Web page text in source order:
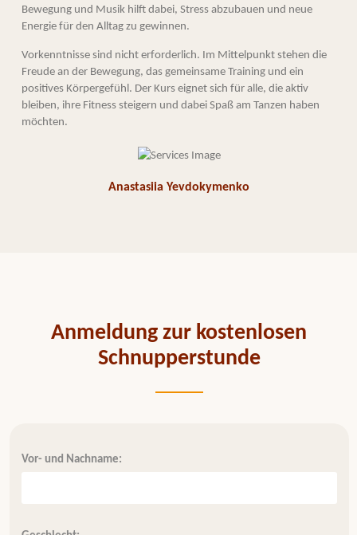
Bewegung und Musik hilft dabei, Stress abzubauen und neue
Energie für den Alltag zu gewinnen.
Vorkenntnisse sind nicht erforderlich. Im Mittelpunkt stehen die
Freude an der Bewegung, das gemeinsame Training und ein
positives Körpergefühl. Der Kurs eignet sich für alle, die aktiv
bleiben, ihre Fitness steigern und dabei Spaß am Tanzen haben
möchten.
Anastasiia Yevdokymenko
Anmeldung zur kostenlosen
Schnupperstunde
Vor- und Nachname: